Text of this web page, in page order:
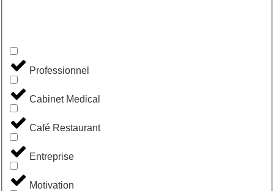
Professionnel
Cabinet Medical
Café Restaurant
Entreprise
Motivation